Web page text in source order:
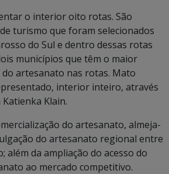
o interior oito rotas. São
turismo que foram selecionados
do Sul e dentro dessas rotas
municípios que têm o maior
artesanato nas rotas. Mato
interior inteiro, através
Klain.
do artesanato, almeja-
do artesanato regional entre
além da ampliação do acesso do
ao mercado competitivo.